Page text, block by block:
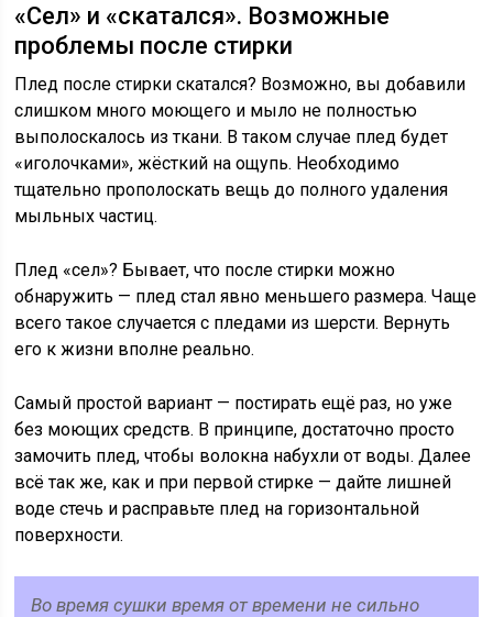
«Сел» и «скатался». Возможные
проблемы после стирки
Плед после стирки скатался? Возможно, вы добавили
слишком много моющего и мыло не полностью
выполоскалось из ткани. В таком случае плед будет
«иголочками», жёсткий на ощупь. Необходимо
тщательно прополоскать вещь до полного удаления
мыльных частиц.
Плед «сел»? Бывает, что после стирки можно
обнаружить — плед стал явно меньшего размера. Чаще
всего такое случается с пледами из шерсти. Вернуть
его к жизни вполне реально.
Самый простой вариант — постирать ещё раз, но уже
без моющих средств. В принципе, достаточно просто
замочить плед, чтобы волокна набухли от воды. Далее
всё так же, как и при первой стирке — дайте лишней
воде стечь и расправьте плед на горизонтальной
поверхности.
Во время сушки время от времени не сильно